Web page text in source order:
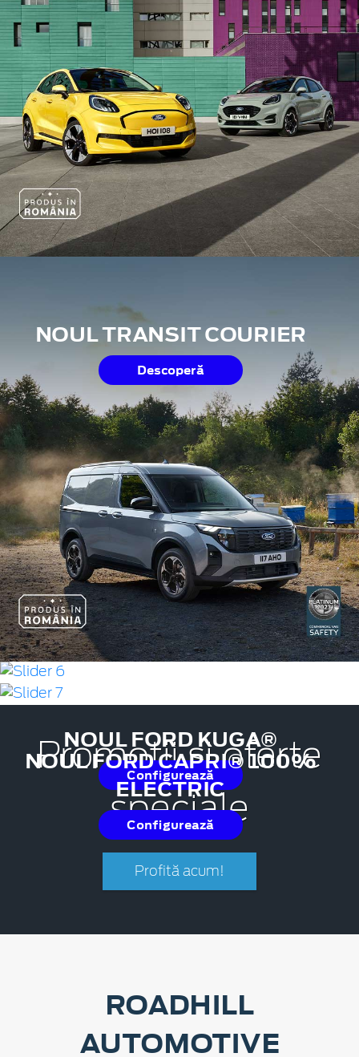
NOUL TRANSIT COURIER
Descoperă
NOUL FORD KUGA®
Configurează
NOUL FORD CAPRI® 100%
ELECTRIC
Configurează
Promoții și oferte
speciale
Profită acum!
ROADHILL
AUTOMOTIVE